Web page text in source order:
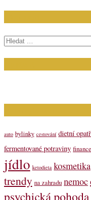
Vyhledávání
auto bylinky cestování dietní
fermentované potraviny finance
jídlo ketodieta kosmetika
trendy na zahradu nemoc
psychická pohoda